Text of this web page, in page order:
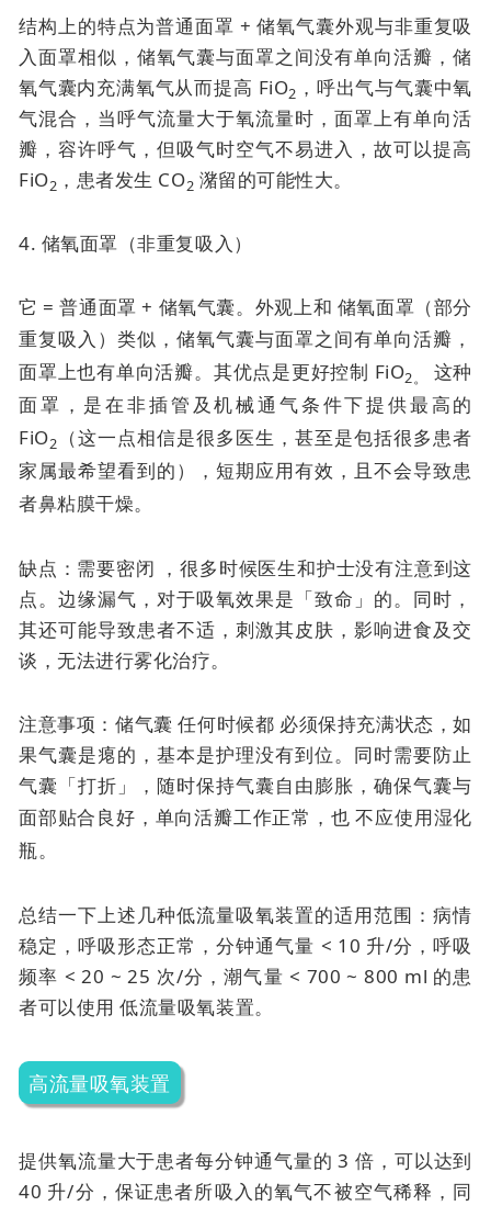
结构上的特点为普通面罩 + 储氧气囊外观与非重复吸
入面罩相似，储氧气囊与面罩之间没有单向活瓣，储
氧气囊内充满氧气从而提高 FiO2 ，呼出气与气囊中氧
气混合，当呼气流量大于氧流量时，面罩上有单向活
瓣，容许呼气，但吸气时空气不易进入，故可以提高
FiO2 ，患者发生 CO2 潴留的可能性大。
4. 储氧面罩（非重复吸入）
它 = 普通面罩 + 储氧气囊。外观上和 储氧面罩（部分
重复吸入）类似，储氧气囊与面罩之间有单向活瓣，
面罩上也有单向活瓣。其优点是更好控制 FiO2。
这种
面罩，是在非插管及机械通气条件下提供最高的
FiO2
（这一点相信是很多医生，甚至是包括很多患者
家属最希望看到的），短期应用有效，且不会导致患
者鼻粘膜干燥。
缺点：需要密闭 ，很多时候医生和护士没有注意到这
点。边缘漏气，对于吸氧效果是「致命」的。同时，
其还可能导致患者不适，刺激其皮肤，影响进食及交
谈，无法进行雾化治疗。
注意事项：储气囊任何时候都 必须保持充满状态，如
果气囊是瘪的，基本是护理没有到位。同时需要防止
气囊「打折」，随时保持气囊自由膨胀，确保气囊与
面部贴合良好，单向活瓣工作正常，也不应使用湿化
瓶。
总结一下上述几种低流量吸氧装置的适用范围：病情
稳定，呼吸形态正常，分钟通气量 < 10 升/分，呼吸
频率 < 20 ~ 25 次/分，潮气量 < 700 ~ 800 ml 的患
者可以使用低流量吸氧装置。
高流量吸氧装置
提供氧流量大于患者每分钟通气量的 3 倍，可以达到
40 升/分，保证患者所吸入的氧气不被空气稀释，同